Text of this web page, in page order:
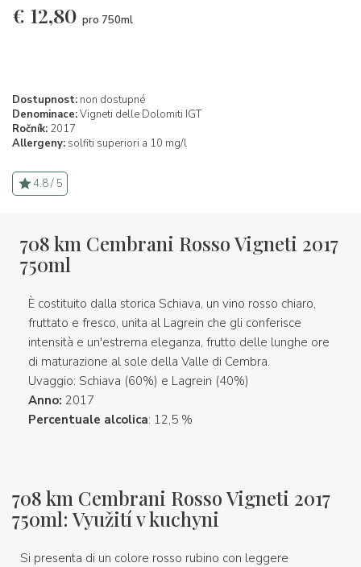
€ 12,80 pro 750ml
Dostupnost: non dostupné
Denominace:Vigneti delle Dolomiti IGT
Ročník: 2017
Allergeny: solfiti superiori a 10 mg/l
4.8 / 5
708 km Cembrani Rosso Vigneti 2017
750ml
È costituito dalla storica Schiava, un vino rosso chiaro,
fruttato e fresco, unita al Lagrein che gli conferisce
intensità e un'estrema eleganza, frutto delle lunghe ore
di maturazione al sole della Valle di Cembra.
Uvaggio: Schiava (60%) e Lagrein (40%)
Anno: 2017
Percentuale alcolica: 12,5 %
708 km Cembrani Rosso Vigneti 2017
750ml: Využití v kuchyni
Si presenta di un colore rosso rubino con leggere